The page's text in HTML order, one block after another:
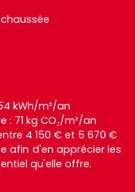
kWh/m²/an
: 71 kg CO₂/m²/an
4 150 € et 5 670 €
afin d'en apprécier les
qu'elle offre.